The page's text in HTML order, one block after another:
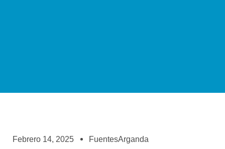
Febrero 14, 2025 FuentesArganda